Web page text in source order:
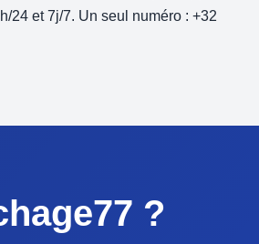
24 et 7j/7. Un seul numéro : +32
?